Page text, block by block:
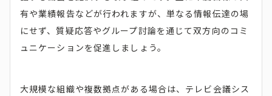
有や業績報告などが行われますが、単なる情報伝達の場
にせず、質疑応答やグループ討論を通じて双方向のコミ
ュニケーションを促進しましょう。
大規模な組織や複数拠点がある場合は、テレビ会議シス